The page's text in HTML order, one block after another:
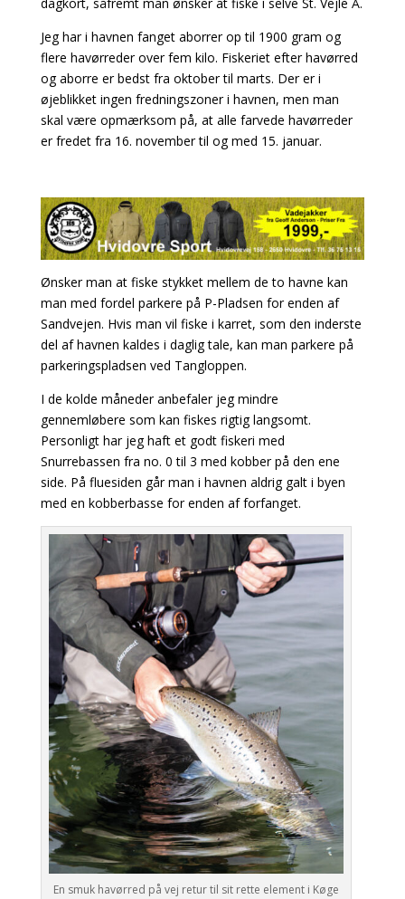
Jeg har i havnen fanget aborrer op til 1900 gram og
flere havørreder over fem kilo. Fiskeriet efter havørred
og aborre er bedst fra oktober til marts. Der er i
øjeblikket ingen fredningszoner i havnen, men man
skal være opmærksom på, at alle farvede havørreder
er fredet fra 16. november til og med 15. januar.
Ønsker man at fiske stykket mellem de to havne kan
man med fordel parkere på P-Pladsen for enden af
Sandvejen. Hvis man vil fiske i karret, som den inderste
del af havnen kaldes i daglig tale, kan man parkere på
parkeringspladsen ved Tangloppen.
I de kolde måneder anbefaler jeg mindre
gennemløbere som kan fiskes rigtig langsomt.
Personligt har jeg haft et godt fiskeri med
Snurrebassen fra no. 0 til 3 med kobber på den ene
side. På fluesiden går man i havnen aldrig galt i byen
med en kobberbasse for enden af forfanget.
En smuk havørred på vej retur til sit rette element i Køge